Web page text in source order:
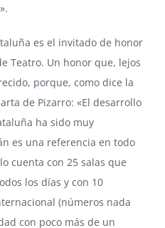
es el invitado de honor
Teatro. Un honor que, lejos
porque, como dice la
de Pizarro: «El desarrollo
ha sido muy
es una referencia en todo
cuenta con 25 salas que
los días y con 10
(números nada
con poco más de un